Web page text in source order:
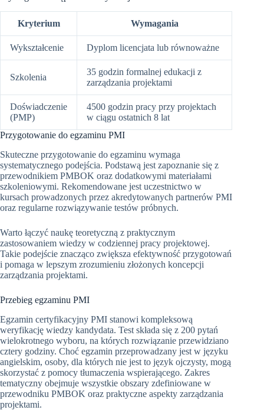
Kryterium Wymagania
Wykształcenie Dyplom licencjata lub równoważne
Szkolenia
35 godzin formalnej edukacji z
zarządzania projektami
Doświadczenie
(PMP)
4500 godzin pracy przy projektach
w ciągu ostatnich 8 lat
Przygotowanie do egzaminu PMI
Skuteczne przygotowanie do egzaminu wymaga
systematycznego podejścia. Podstawą jest zapoznanie się z
przewodnikiem PMBOK oraz dodatkowymi materiałami
szkoleniowymi. Rekomendowane jest uczestnictwo w
kursach prowadzonych przez akredytowanych partnerów PMI
oraz regularne rozwiązywanie testów próbnych.
Warto łączyć naukę teoretyczną z praktycznym
zastosowaniem wiedzy w codziennej pracy projektowej.
Takie podejście znacząco zwiększa efektywność przygotowań
i pomaga w lepszym zrozumieniu złożonych koncepcji
zarządzania projektami.
Przebieg egzaminu PMI
Egzamin certyfikacyjny PMI stanowi kompleksową
weryfikację wiedzy kandydata. Test składa się z 200 pytań
wielokrotnego wyboru, na których rozwiązanie przewidziano
cztery godziny. Choć egzamin przeprowadzany jest w języku
angielskim, osoby, dla których nie jest to język ojczysty, mogą
skorzystać z pomocy tłumaczenia wspierającego. Zakres
tematyczny obejmuje wszystkie obszary zdefiniowane w
przewodniku PMBOK oraz praktyczne aspekty zarządzania
projektami.